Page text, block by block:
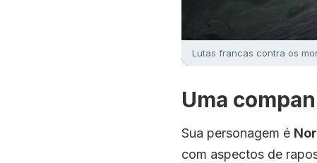
Lutas francas contra os
Uma
Sua personagem é
com aspectos de